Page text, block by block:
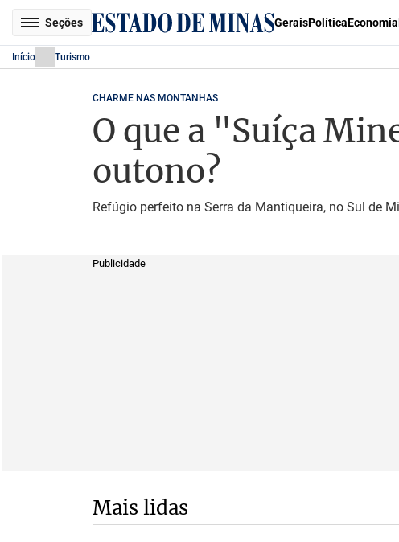
Seções GeraisPolíticaEconomia
Início Turismo
CHARME NAS MONTANHAS
O que a "Suíça
outono?
Refúgio perfeito na Serra da Mantiqueira, no Sul de
Publicidade
Mais lidas